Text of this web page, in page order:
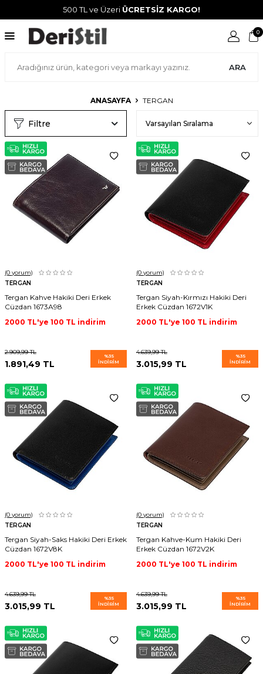
500 TL ve Üzeri ÜCRETSİZ KARGO!
ARA
0
ANASAYFA TERGAN
Filtre
(0 yorum)
TERGAN
Tergan Kahve Hakiki Deri Erkek
Cüzdan 1673A98
2000 TL'ye 100 TL indirim
2.909,99TL
1.891,49 TL
%35
İNDIRIM
(0 yorum)
TERGAN
Tergan Siyah-Kırmızı Hakiki Deri
Erkek Cüzdan 1672V1K
2000 TL'ye 100 TL indirim
4.639,99TL
3.015,99 TL
%35
İNDIRIM
(0 yorum)
TERGAN
Tergan Siyah-Saks Hakiki Deri Erkek
Cüzdan 1672V8K
2000 TL'ye 100 TL indirim
4.639,99TL
3.015,99 TL
%35
İNDIRIM
(0 yorum)
TERGAN
Tergan Kahve-Kum Hakiki Deri
Erkek Cüzdan 1672V2K
2000 TL'ye 100 TL indirim
4.639,99TL
3.015,99 TL
%35
İNDIRIM